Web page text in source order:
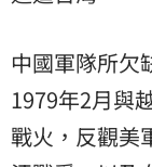
中國軍隊所欠
1979年2月與
戰火，反觀美